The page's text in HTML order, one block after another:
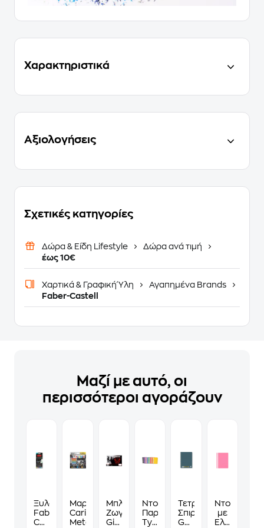
Χαρακτηριστικά
Αξιολογήσεις
Σχετικές κατηγορίες
Δώρα & Είδη Lifestyle
Δώρα ανά τιμή
έως 10€
Χαρτικά & Γραφική Ύλη
Αγαπημένα Brands
Faber-Castell
Μαζί με αυτό, οι
περισσότεροι αγοράζουν
Ξυλομπογιές
Faber-
Castell
Μαρκαδόροι
Carioca
Metal Fine Tip 8 Τεμάχια
Μπλοκ
Ζωγραφικής
Gim
Ντοσιέ
Παρουσίασης
Typotrust
Τετράδιο
Σπιράλ
GLOBUS
Ντοσιέ
με
Έλασμα